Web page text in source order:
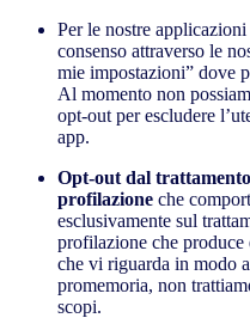
Per le nostre
consenso attraverso le
mie impostazioni” dove
Al momento non
opt-out per escludere
app.
Opt-out dal
profilazione che
esclusivamente sul
profilazione che
che vi riguarda in modo
promemoria, non
scopi.